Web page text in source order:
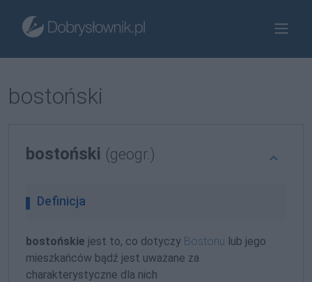
bostoński
bostoński (geogr.)
Definicja
bostońskie jest to, co dotyczy Bostonu lub jego
mieszkańców bądź jest uważane za
charakterystyczne dla nich